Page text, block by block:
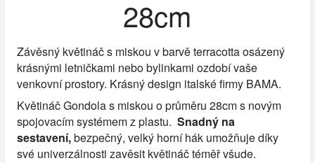
28cm
Závěsný květináč s miskou v barvě terracotta osázený
krásnými letničkami nebo bylinkami ozdobí vaše
venkovní prostory. Krásný design italské firmy BAMA.
Květináč Gondola s miskou o průměru 28cm s novým
spojovacím systémem z plastu. Snadný na
sestavení,bezpečný, velký horní hák umožňuje díky
své univerzálnosti zavěsit květináč téměř všude.